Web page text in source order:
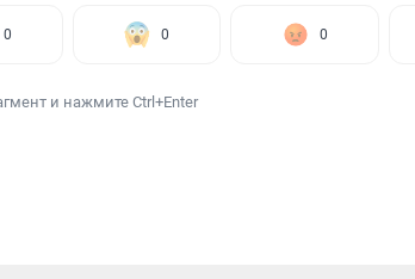
0 0 0
и нажмите Ctrl+Enter